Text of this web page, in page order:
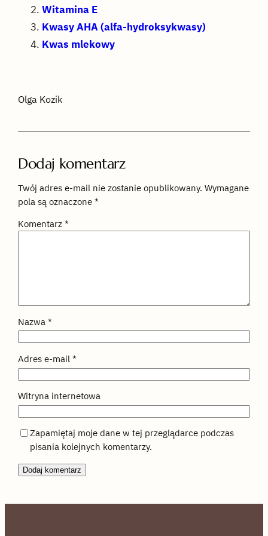
Witamina E
Kwasy AHA (alfa-hydroksykwasy)
Kwas mlekowy
Olga Kozik
Dodaj komentarz
Twój adres e-mail nie zostanie opublikowany. Wymagane
pola są oznaczone*
Komentarz*
Nazwa*
Adres e-mail*
Witryna internetowa
Zapamiętaj moje dane w tej przeglądarce podczas
pisania kolejnych komentarzy.